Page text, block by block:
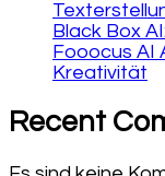
Black Box
Fooocus AI
Kreativität
Recent